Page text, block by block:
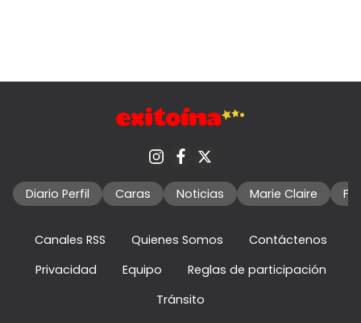
Diario Perfil Caras Noticias Marie Claire
Canales RSS Quienes Somos
Contáctenos
Privacidad
Equipo
Reglas de participación
Tránsito